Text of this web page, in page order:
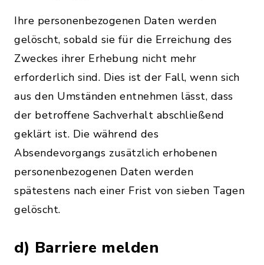
Ihre personenbezogenen Daten werden
gelöscht, sobald sie für die Erreichung des
Zweckes ihrer Erhebung nicht mehr
erforderlich sind. Dies ist der Fall, wenn sich
aus den Umständen entnehmen lässt, dass
der betroffene Sachverhalt abschließend
geklärt ist. Die während des
Absendevorgangs zusätzlich erhobenen
personenbezogenen Daten werden
spätestens nach einer Frist von sieben Tagen
gelöscht.
d) Barriere melden